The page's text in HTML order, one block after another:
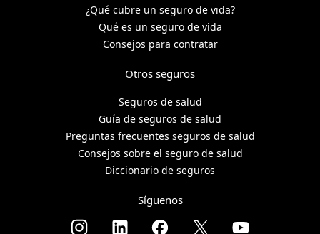
¿Qué cubre un seguro de vida?
Qué es un seguro de vida
Consejos para contratar
Otros seguros
Seguros de salud
Guía de seguros de salud
Preguntas frecuentes seguros de salud
Consejos sobre el seguro de salud
Diccionario de seguros
Síguenos